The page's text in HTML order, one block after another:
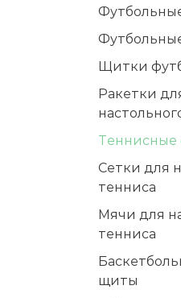
Щитки
Ракетки
Теннисные
Сетки для
тенниса
Мячи для
тенниса
щиты